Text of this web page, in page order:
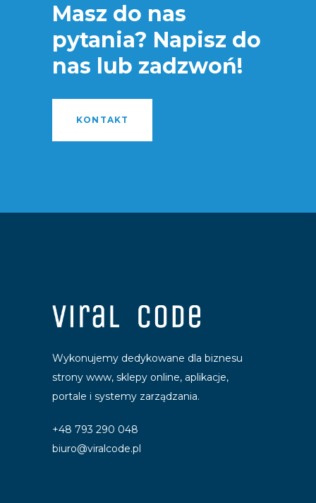
Masz do nas
pytania? Napisz do
nas lub zadzwoń!
KONTAKT
Wykonujemy dedykowane dla biznesu
strony www, sklepy online, aplikacje,
portale i systemy zarządzania.
+48 793 290 048
biuro@viralcode.pl